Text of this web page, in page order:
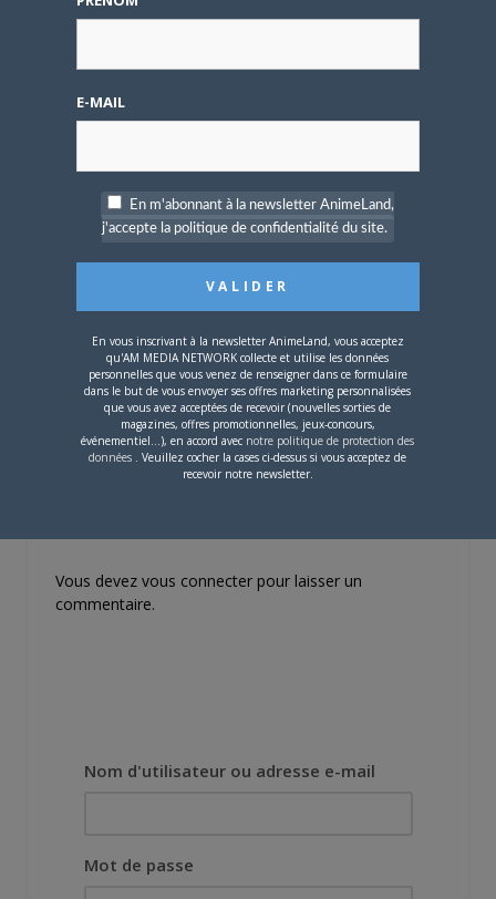
Digimon en préparation
pour 2027
4 JUILLET 2026 0
[Entretien] Mokochan : «
Lors des prémices du
projet, il était déjà
demandé de suivre au
Vous devez vous connecter pour laisser un
commentaire.
Nom d'utilisateur ou adresse e-mail
Mot de passe
E-MAIL
En m'abonnant à la newsletter AnimeLand,
j'accepte la politique de confidentialité du site.
En vous inscrivant à la newsletter AnimeLand, vous acceptez
qu'AM MEDIA NETWORK collecte et utilise les données
personnelles que vous venez de renseigner dans ce formulaire
dans le but de vous envoyer ses offres marketing personnalisées
que vous avez acceptées de recevoir (nouvelles sorties de
magazines, offres promotionnelles, jeux-concours,
événementiel...), en accord avec notre politique de protection des
données . Veuillez cocher la cases ci-dessus si vous acceptez de
recevoir notre newsletter.